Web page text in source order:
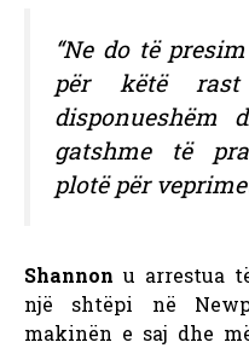
“Ne do të
për këtë
disponueshëm
gatshme të
plotë për
Shannon u arrestua
një shtëpi në
makinën e saj dhe